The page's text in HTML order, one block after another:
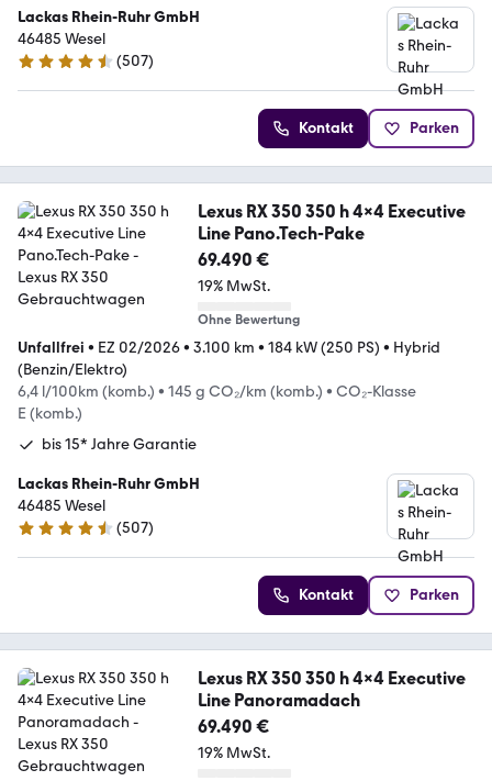
Lackas Rhein-Ruhr GmbH
46485 Wesel
4.6 Sterne
(507)
Kontakt Parken
Lexus RX 350 350 h 4x4 Executive
Line Pano.Tech-Pake
69.490 €
19% MwSt.
Ohne Bewertung
Unfallfrei • EZ 02/2026• 3.100 km • 184 kW (250 PS) • Hybrid
(Benzin/Elektro)
6,4 l/100km (komb.) • 145 g CO₂/km (komb.) • CO₂-Klasse
E (komb.)
bis 15* Jahre Garantie
Lackas Rhein-Ruhr GmbH
46485 Wesel
4.6 Sterne
(507)
Kontakt Parken
Lexus RX 350 350 h 4x4 Executive
Line Panoramadach
69.490 €
19% MwSt.